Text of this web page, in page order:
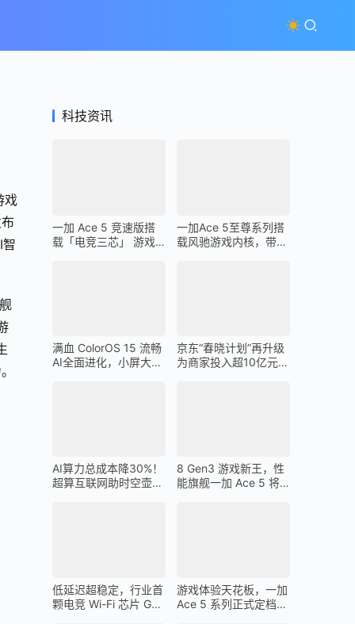
戏
科技资讯
一加 Ace 5 竞速版搭
载「电竞三芯」 游戏
一加Ace 5至尊系列搭
载风驰游戏内核，带来
满血 ColorOS 15 流畅
AI全面进化，小屏大魔
京东“春晓计划”再升级
为商家投入超10亿元广
AI算力总成本降30%！
超算互联网助时空壶高
8 Gen3 游戏新王，性
能旗舰一加 Ace 5 将
低延迟超稳定，行业首
颗电竞 Wi-Fi 芯片 G1
游戏体验天花板，一加
Ace 5 系列正式定档